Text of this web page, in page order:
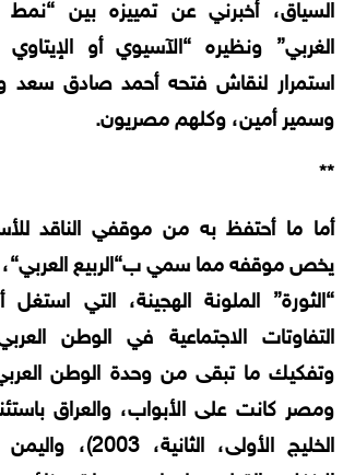
السياق،
أخبرني عن تمييزه بين “نمط
الغربي” ونظيره“الآسيوي أو الإيتاوي
استمرار لنقاش فتحه أحمد صادق سعد
وسمير أمين، وكلهم مصريون.
**
أما ما أحتفظ به من موقفي الناقد
يخص موقفه مما سمي ب“الربيع العربي“،
“الثورة”الملونة الهجينة، التي استغل
التفاوتات
الاجتماعية في الوطن
وتفكيك ما تبقى من وحدة الوطن
ومصر كانت على الأبواب، والعراق
الخليج الأولى، الثانية، 2003) ، واليمن